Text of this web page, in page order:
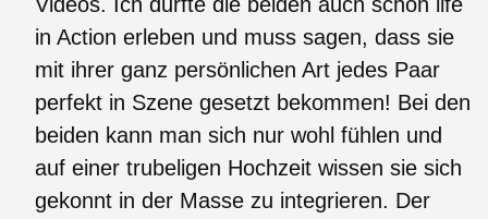
in Action erleben und muss sagen, dass sie
mit ihrer ganz persönlichen Art jedes Paar
perfekt in Szene gesetzt bekommen! Bei den
beiden kann man sich nur wohl fühlen und
auf einer trubeligen Hochzeit wissen sie sich
gekonnt in der Masse zu integrieren. Der